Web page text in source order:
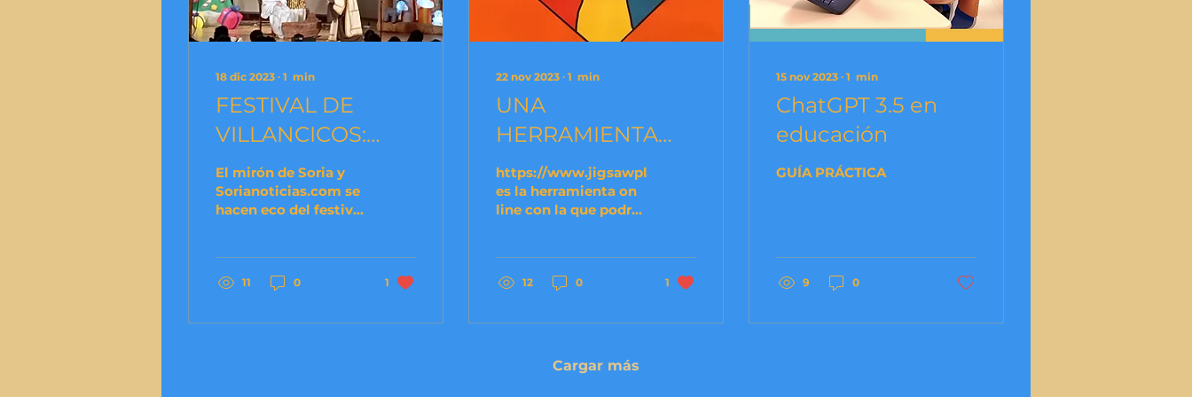
18 dic 2023 ∙ 1 min
FESTIVAL DE
VILLANCICOS:
SOMOS NOTICIA
El mirón de Soria y
Sorianoticias.com se
hacen eco del festival
primer...
11 0 1
22 nov 2023 ∙ 1 min
UNA
HERRAMIENTA
DIGITAL PARA LA
CLASE DE RELI
https://www.jigsawplanet.com
es la herramienta on
line con la que podrás
elijas, las...
12 0 1
15 nov 2023 ∙ 1 min
ChatGPT 3.5 en
educación
GUÍA PRÁCTICA
9 0
Cargar más